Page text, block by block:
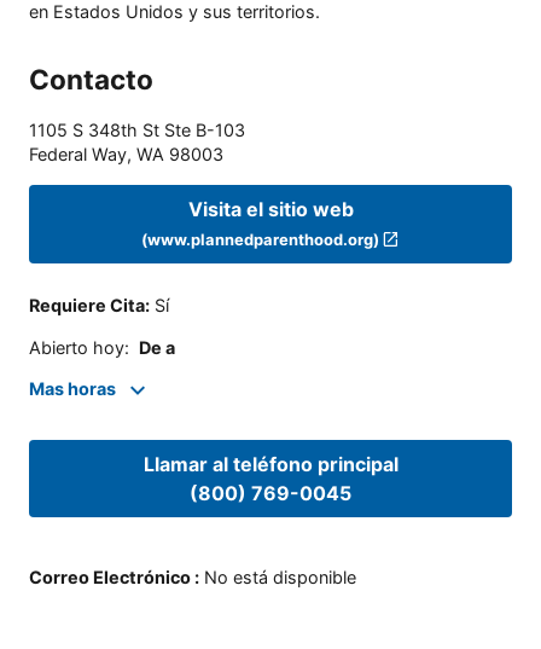
en Estados Unidos y sus territorios.
Contacto
1105 S 348th St Ste B-103
Federal Way, WA 98003
Visita el sitio web
(www.plannedparenthood.org)
Requiere Cita: Sí
Abierto hoy: De a
Mas horas
Llamar al teléfono principal
(800) 769-0045
Correo Electrónico : No está disponible